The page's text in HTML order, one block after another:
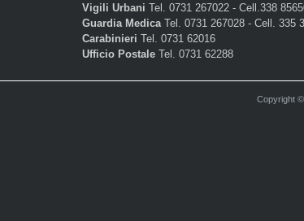
Vigili Urbani Tel. 0731 267022 - Cell.338
Guardia MedicaTel. 0731 267028 - Cell. 335
Carabinieri Tel. 0731 62016
Ufficio PostaleTel. 0731 62288
Copyright